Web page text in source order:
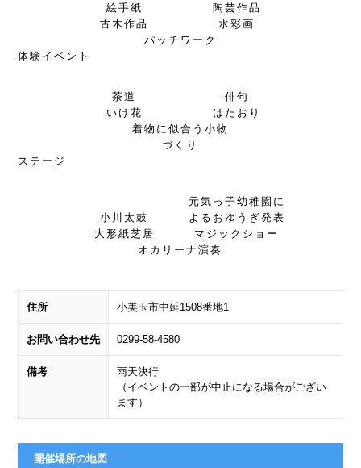
絵手紙
陶芸作品
古木作品
水彩画
パッチワーク
体験イベント
茶道
俳句
いけ花
はたおり
着物に似合う小物
づくり
ステージ
小川太鼓
元気っ子幼稚園に
よるおゆうぎ発表
大形紙芝居
マジックショー
オカリーナ演奏
住所 小美玉市中延1508番地1
お問い合わせ先 0299-58-4580
備考
雨天決行
（イベントの一部が中止になる場合がござい
ます）
開催場所の地図